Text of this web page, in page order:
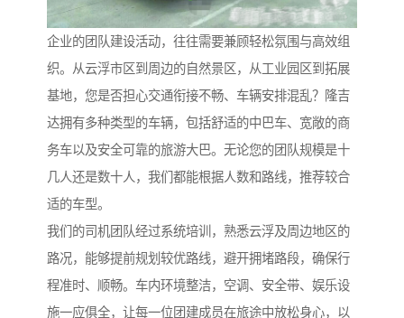
企业的团队建设活动，往往需要兼顾轻松氛围与高效组
织。从云浮市区到周边的自然景区，从工业园区到拓展
基地，您是否担心交通衔接不畅、车辆安排混乱？隆吉
达拥有多种类型的车辆，包括舒适的中巴车、宽敞的商
务车以及安全可靠的旅游大巴。无论您的团队规模是十
几人还是数十人，我们都能根据人数和路线，推荐较合
适的车型。
我们的司机团队经过系统培训，熟悉云浮及周边地区的
路况，能够提前规划较优路线，避开拥堵路段，确保行
程准时、顺畅。车内环境整洁，空调、安全带、娱乐设
施一应俱全，让每一位团建成员在旅途中放松身心，以